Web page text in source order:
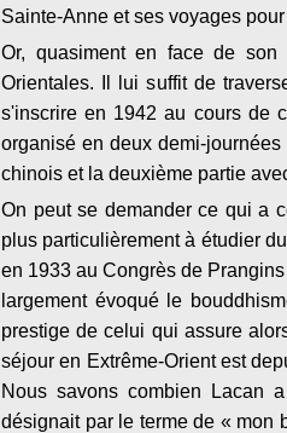
Sainte-Anne et ses voyages
Or, quasiment en face de
Orientales. Il lui suffit de
s'inscrire en 1942 au cours de
organisé en deux demi-
chinois et la deuxième partie
On peut se demander ce qui a
plus particulièrement à étudier
en 1933 au Congrès de
largement évoqué le
prestige de celui qui assure
séjour en Extrême-Orient est
Nous savons combien Lacan
désignait par le terme de « mon